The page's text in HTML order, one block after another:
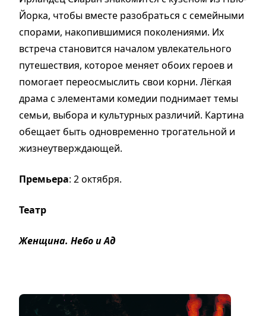
Йорка, чтобы вместе разобраться с семейными
спорами, накопившимися поколениями. Их
встреча становится началом увлекательного
путешествия, которое меняет обоих героев и
помогает переосмыслить свои корни. Лёгкая
драма с элементами комедии поднимает темы
семьи, выбора и культурных различий. Картина
обещает быть одновременно трогательной и
жизнеутверждающей.
Премьера: 2 октября.
Театр
Женщина. Небо и Ад